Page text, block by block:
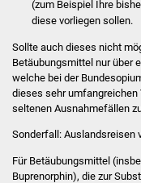
(zum Beispiel Ihre
diese vorliegen sollen.
Sollte auch dieses nicht
Betäubungsmittel nur über
welche bei der
dieses sehr umfangreichen
seltenen Ausnahmefällen
Sonderfall: Auslandsreisen
Für Betäubungsmittel
Buprenorphin), die zur